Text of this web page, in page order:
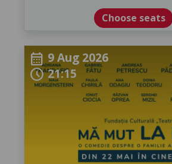
Choose seats
calendar_month 9 Aug 2026
schedule21:15